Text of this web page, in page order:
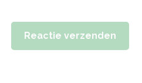
Reactie verzenden